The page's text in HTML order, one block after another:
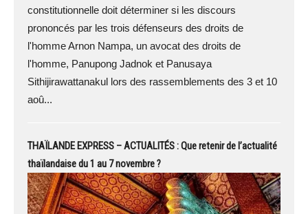
constitutionnelle doit déterminer si les discours
prononcés par les trois défenseurs des droits de
l'homme Arnon Nampa, un avocat des droits de
l'homme, Panupong Jadnok et Panusaya
Sithijirawattanakul lors des rassemblements des 3 et 10
aoû...
THAÏLANDE EXPRESS – ACTUALITÉS : Que retenir de l’actualité
thaïlandaise du 1 au 7 novembre ?